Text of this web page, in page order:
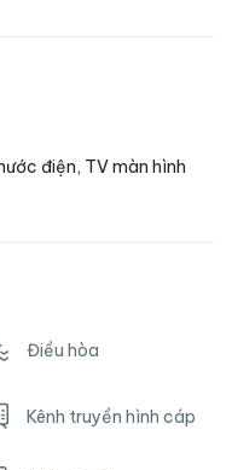
điện, TV màn hình
Điều hòa
Kênh truyền hình cáp